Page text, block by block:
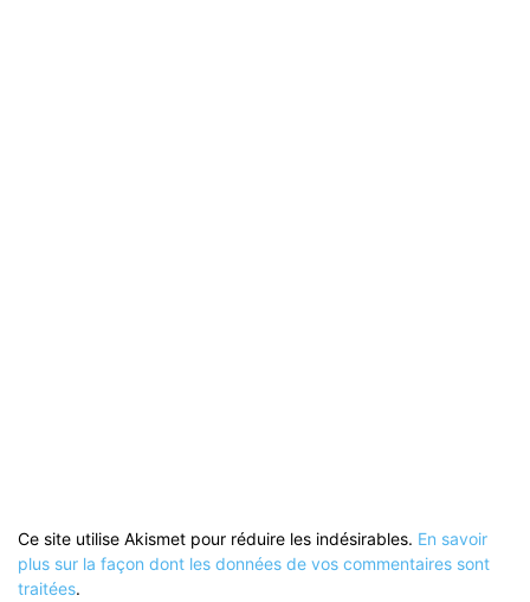
Ce site utilise Akismet pour réduire les indésirables. En savoir
plus sur la façon dont les données de vos commentaires sont
traitées.